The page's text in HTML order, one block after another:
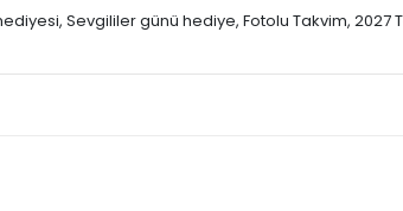
Sevgililer günü hediye, Fotolu Takvim, 2027